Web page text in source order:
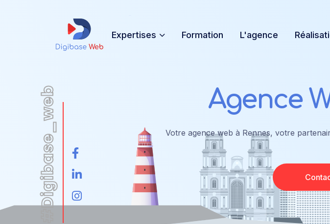
Expertises Formation L'agence
Agence
Votre agence web à Rennes, votre